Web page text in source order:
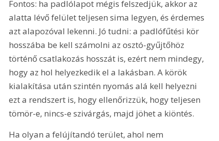
Fontos: ha padlólapot mégis felszedjük, akkor az
alatta lévő felület teljesen sima legyen, és érdemes
azt alapozóval lekenni. Jó tudni: a padlófűtési kör
hosszába be kell számolni az osztó-gyűjtőhöz
történő csatlakozás hosszát is, ezért nem mindegy,
hogy az hol helyezkedik el a lakásban. A körök
kialakítása után szintén nyomás alá kell helyezni
ezt a rendszert is, hogy ellenőrizzük, hogy teljesen
tömör-e, nincs-e szivárgás, majd jöhet a kiöntés.
Ha olyan a felújítandó terület, ahol nem